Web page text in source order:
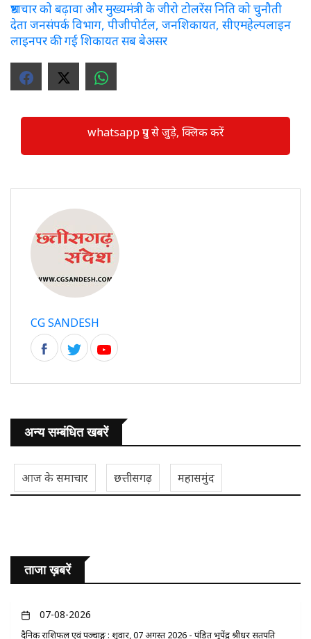
भ्रष्टाचार को बढ़ावा और मुख्यमंत्री के जीरो टोलरेंस निति को चुनौती
देता जनसंपर्क विभाग, पीजीपोर्टल, जनशिकायत, सीएमहेल्पलाइन
लाइनपर की गई शिकायत सब बेअसर
whatsapp ग्रुप से जुड़े, क्लिक करें
CG SANDESH
अन्य सम्बंधित खबरें
आज के समाचार छत्तीसगढ़ महासमुंद
ताजा ख़बरें
07-08-2026
दैनिक राशिफल एवं पञ्चाङ्ग : शुक्रवार, 07 अगस्त 2026 - पंडित भूपेंद्र श्रीधर सतपति